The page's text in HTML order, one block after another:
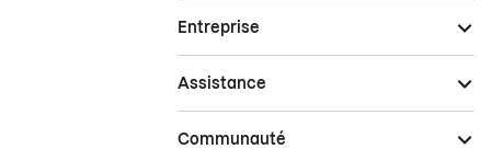
Entreprise
Assistance
Communauté